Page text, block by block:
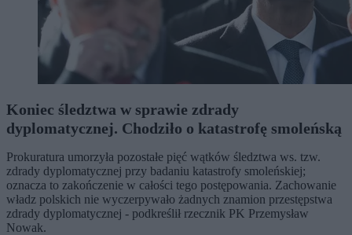
Koniec śledztwa w sprawie zdrady
dyplomatycznej. Chodziło o katastrofę smoleńską
Prokuratura umorzyła pozostałe pięć wątków śledztwa ws. tzw.
zdrady dyplomatycznej przy badaniu katastrofy smoleńskiej;
oznacza to zakończenie w całości tego postępowania. Zachowanie
władz polskich nie wyczerpywało żadnych znamion przestępstwa
zdrady dyplomatycznej - podkreślił rzecznik PK Przemysław
Nowak.